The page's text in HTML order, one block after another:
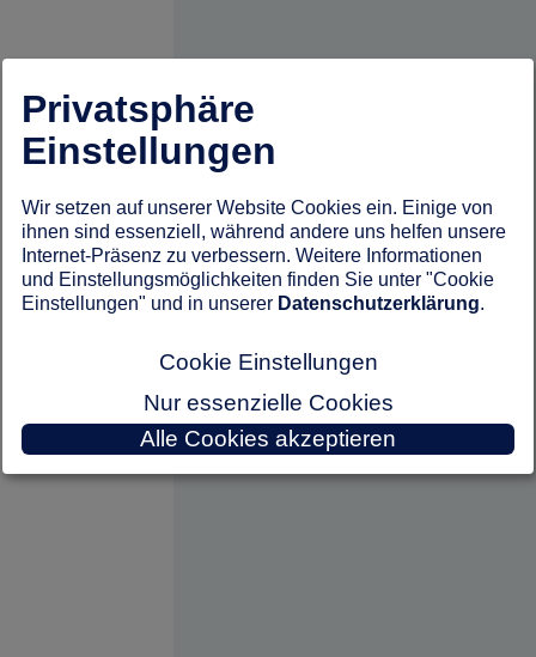
Privatsphäre
Einstellungen
Wir setzen auf unserer Website Cookies ein. Einige von
ihnen sind essenziell, während andere uns helfen unsere
Internet-Präsenz zu verbessern. Weitere Informationen
und Einstellungsmöglichkeiten finden Sie unter "Cookie
Einstellungen" und in unserer Datenschutzerklärung.
Cookie Einstellungen
Nur essenzielle Cookies
Alle Cookies akzeptieren